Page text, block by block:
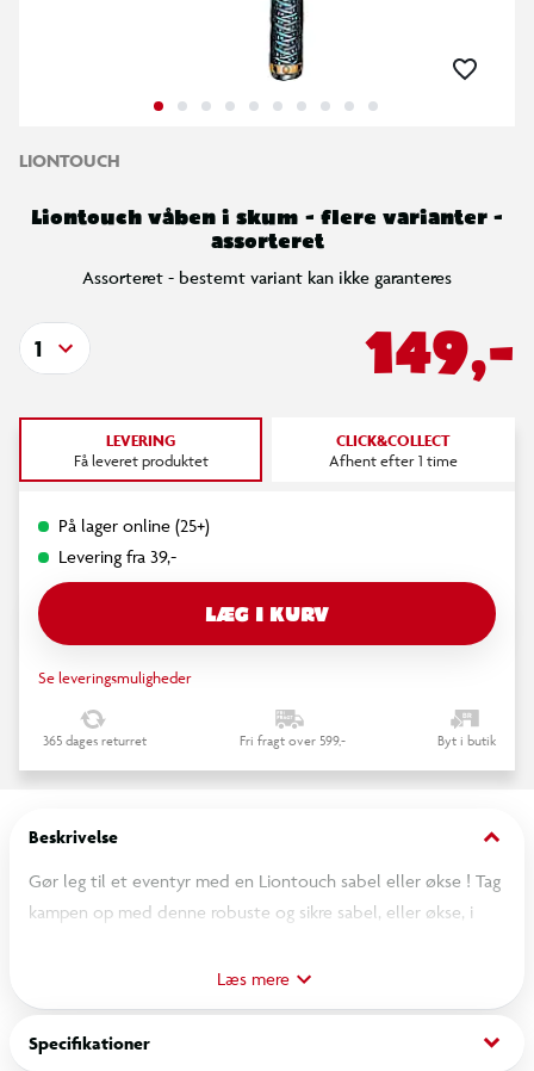
LIONTOUCH
Liontouch våben i skum - flere varianter -
assorteret
Assorteret - bestemt variant kan ikke garanteres
149,-
1
LEVERING
Få leveret produktet
CLICK&COLLECT
Afhent efter 1 time
På lager online (25+)
Levering fra 39,-
LÆG I KURV
Se leveringsmuligheder
365 dages returret Fri fragt over 599,- Byt i butik
Beskrivelse keyboard_arrow_down
Gør leg til et eventyr med en Liontouch sabel eller økse ! Tag
kampen op med denne robuste og sikre sabel, eller økse, i
OBS! Varen er assorteret, og bestemt variant kan ikke
Læs mere
Specifikationer keyboard_arrow_down